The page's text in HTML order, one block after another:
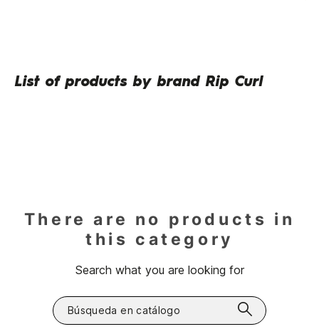
List of products by brand Rip Curl
There are no products in
this category
Search what you are looking for